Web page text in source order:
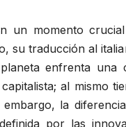
momento
su traducción al
enfrenta una
al mismo
la
por las